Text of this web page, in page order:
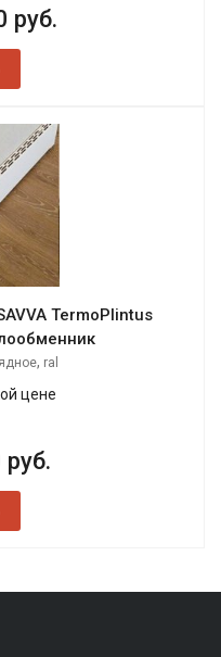
руб.
TermoPlintus
, ral
цене